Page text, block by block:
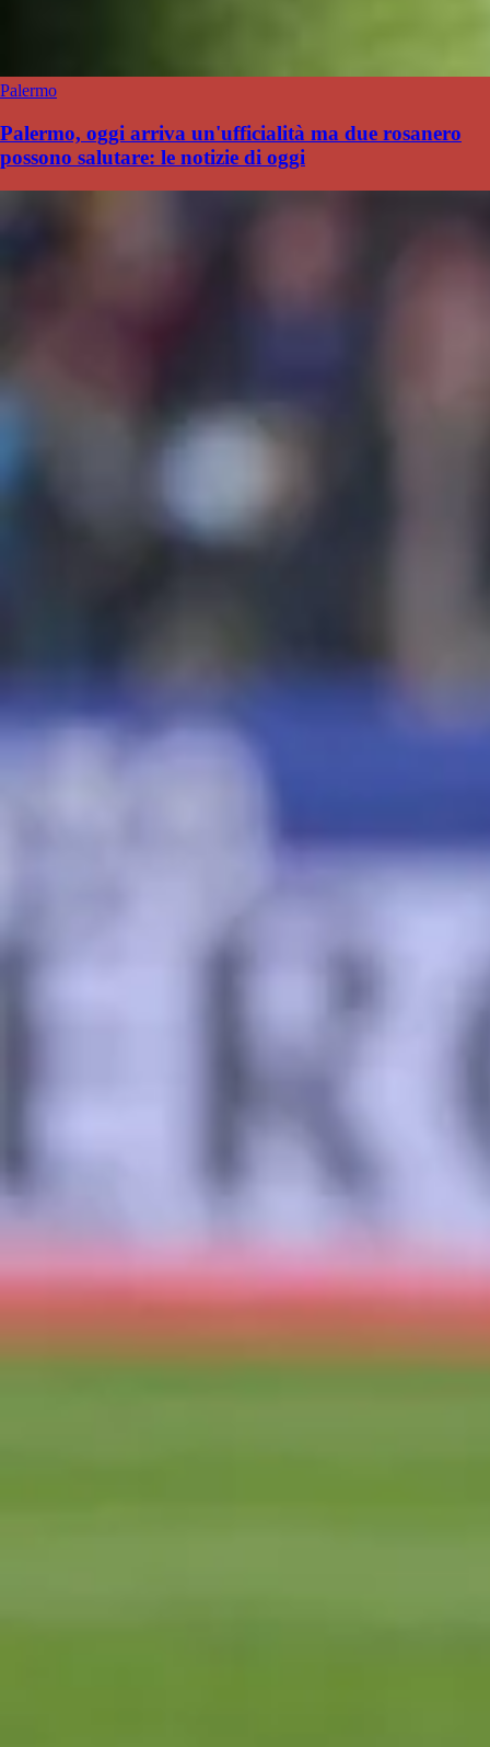
Palermo
Palermo, oggi arriva un'ufficialità ma due rosanero
possono salutare: le notizie di oggi